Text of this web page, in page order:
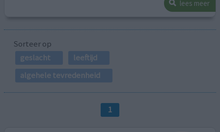
lees meer
Sorteer op
geslacht
leeftijd
algehele tevredenheid
1